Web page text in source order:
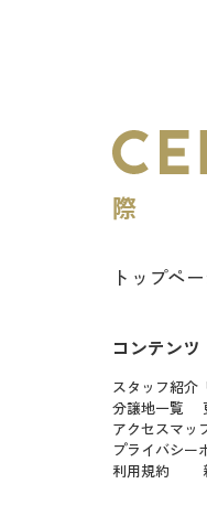
トップペ
コンテンツ
スタッフ紹介
分譲地一覧
アクセスマッ
プライバシー
利用規約